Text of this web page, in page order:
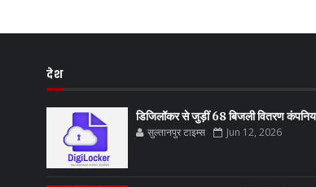
देश
डिजिलॉकर से जुड़ीं 68 बिजली वितरण
सुल्तानपुर टाइम्स Jun 12, 2026